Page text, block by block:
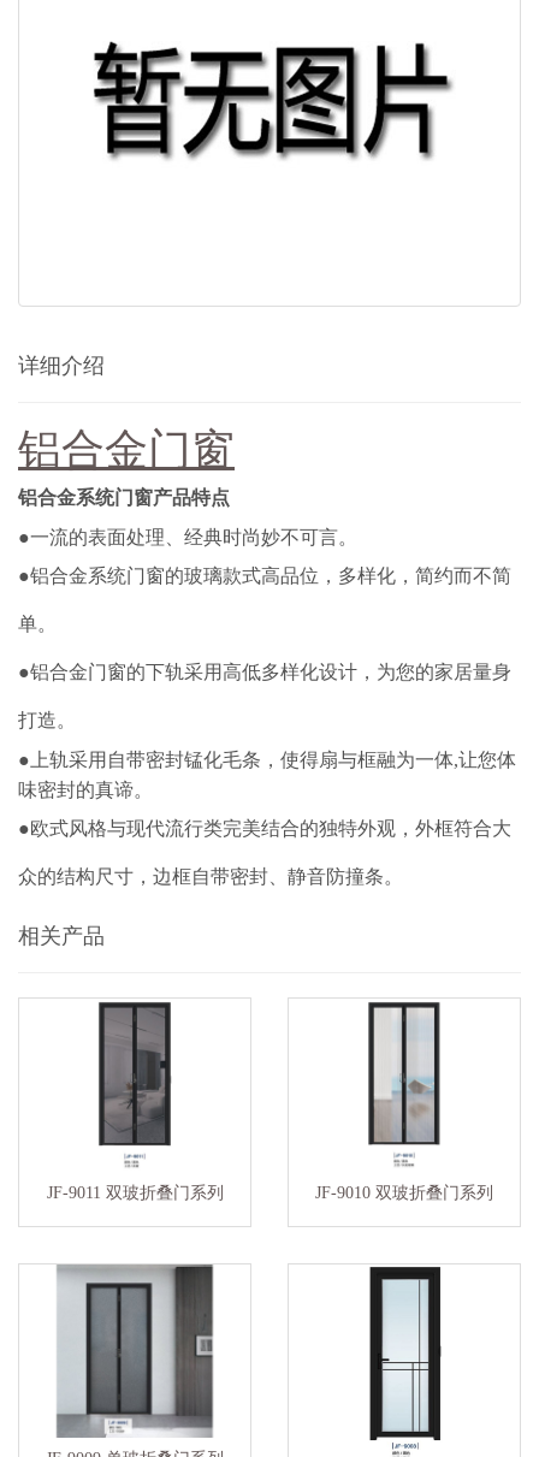
详细介绍
铝合金门窗
铝合金系统门窗产品特点
●一流的表面处理、经典时尚妙不可言。
●铝合金系统门窗的玻璃款式高品位，多样化，简约而不简
单。
●铝合金门窗的 下轨采用高低多样化设计，为您的家居量身
打造。
●上轨采用自带密封锰化毛条，使得扇与框融为一体,让您体
味密封的真谛。
●欧式风格与现代流行类完美结合的独特外观，外框符合大
众的结构尺寸，边框自带密封、静音防撞条。
相关产品
JF-9011 双玻折叠门系列 JF-9010 双玻折叠门系列